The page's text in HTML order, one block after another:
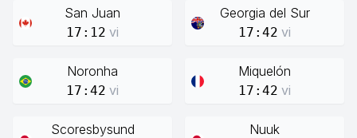
San Juan
17:12 vi
Georgia del Sur
17:42 vi
Noronha
17:42 vi
Miquelón
17:42 vi
Scoresbysund Nuuk